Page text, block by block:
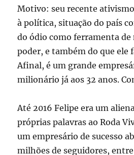
Motivo: seu recente
à política, situação do país
do ódio como ferramenta de
poder, e também do que ele
Afinal, é um grande
milionário já aos 32 anos.
Até 2016 Felipe era um
próprias palavras ao Roda
um empresário de sucesso
milhões de seguidores,